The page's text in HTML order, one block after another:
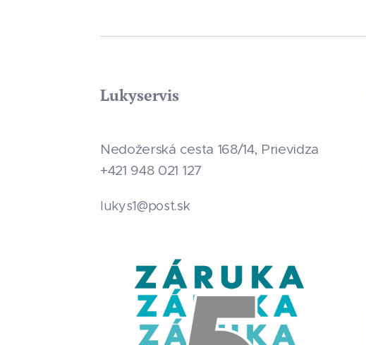
Lukyservis
Nedožerská cesta 168/14, Prievidza
+421 948 021 127
lukys1@post.sk